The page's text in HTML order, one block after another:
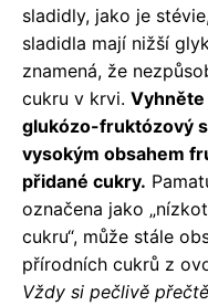
sladidly, jako je
sladidla mají nižší
znamená, že
cukru v krvi. Vyhněte
glukózo-fruktózový
vysokým obsahem
přidané cukry.
označena jako
cukru“, může stále
přírodních cukrů z
Vždy si pečlivě